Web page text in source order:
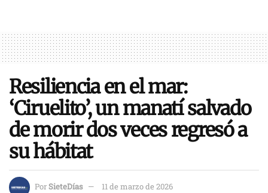
Resiliencia en el mar:
‘Ciruelito’, un manatí salvado
de morir dos veces regresó a
su hábitat
PorSieteDías 11 de marzo de 2026